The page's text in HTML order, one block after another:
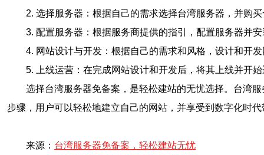
2. 选择服务器：根据自己的需求选择台湾服务器，并购
3. 配置服务器：根据服务商提供的指引，配置服务器并
4. 网站设计与开发：根据自己的需求和风格，设计和开
5. 上线运营：在完成网站设计和开发后，将其上线并开
选择台湾服务器免备案，是轻松建站的无忧选择。台湾
步骤，用户可以轻松地建立自己的网站，并享受到数字化时
来源： 台湾服务器免备案，轻松建站无忧